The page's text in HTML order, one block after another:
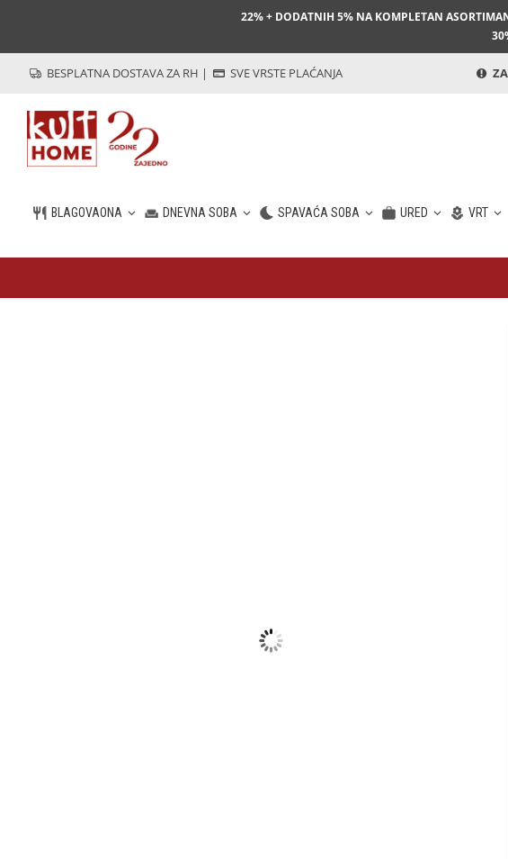
22% + DODATNIH 5% NA KOMPLETAN
BESPLATNA DOSTAVA ZA RH | SVE VRSTE PLAĆANJA
BLAGOVAONA DNEVNA SOBA SPAVAĆA SOBA URED VRT
HR